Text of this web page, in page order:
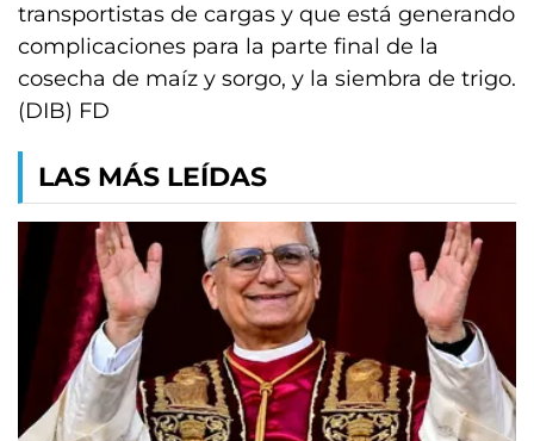
transportistas de cargas y que está generando
complicaciones para la parte final de la
cosecha de maíz y sorgo, y la siembra de trigo.
(DIB) FD
LAS MÁS LEÍDAS